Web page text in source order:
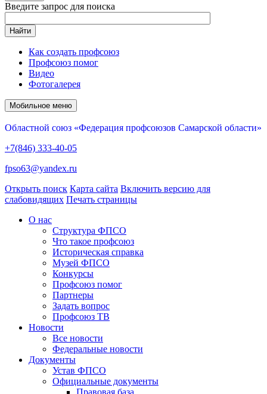
Введите запрос для поиска
Найти
Как создать профсоюз
Профсоюз помог
Видео
Фотогалерея
Мобильное меню
Областной союз «Федерация профсоюзов Самарской области»
+7(846) 333-40-05
fpso63@yandex.ru
Открыть поиск Карта сайта Включить версию для
слабовидящих Печать страницы
О нас
Структура ФПСО
Что такое профсоюз
Историческая справка
Музей ФПСО
Конкурсы
Профсоюз помог
Партнеры
Задать вопрос
Профсоюз ТВ
Новости
Все новости
Федеральные новости
Документы
Устав ФПСО
Официальные документы
Правовая база